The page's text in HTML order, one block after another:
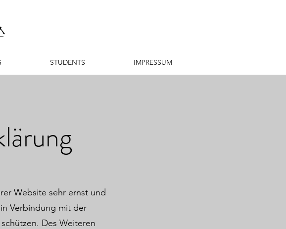
STUDENTS IMPRESSUM
Website sehr ernst und
Verbindung mit der
Des Weiteren